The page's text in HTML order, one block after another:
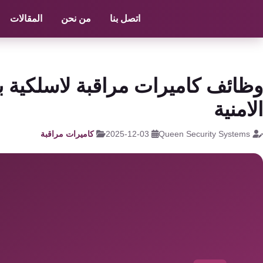
اتصل بنا من نحن المقالات سعر كاميرات داهوا
وظائف كاميرات مراقبة
الامنية
كاميرات مراقبة
كالون
الباب
الذكي
و